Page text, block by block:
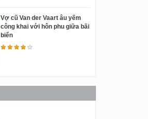
Vợ cũ Van der Vaart âu yếm
công khai với hôn phu giữa bãi
biển